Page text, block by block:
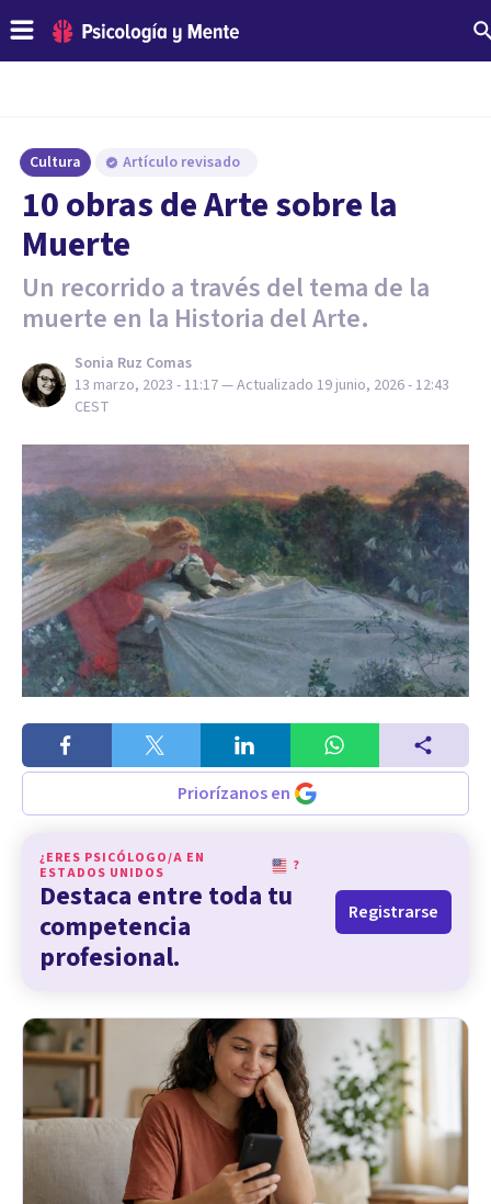
Cultura Artículo revisado
10 obras de Arte sobre la
Muerte
Un recorrido a través del tema de la
muerte en la Historia del Arte.
Sonia Ruz Comas
13 marzo, 2023 - 11:17— Actualizado 19 junio, 2026 - 12:43
CEST
Priorízanos en
¿ERES PSICÓLOGO/A EN
ESTADOS UNIDOS
?
Destaca entre toda tu
competencia
profesional.
Registrarse